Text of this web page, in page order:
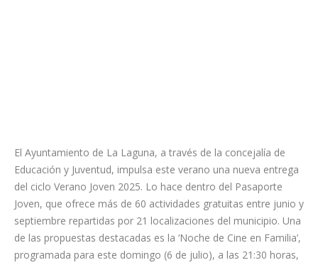
El Ayuntamiento de La Laguna, a través de la concejalía de
Educación y Juventud, impulsa este verano una nueva entrega
del ciclo Verano Joven 2025. Lo hace dentro del Pasaporte
Joven, que ofrece más de 60 actividades gratuitas entre junio y
septiembre repartidas por 21 localizaciones del municipio. Una